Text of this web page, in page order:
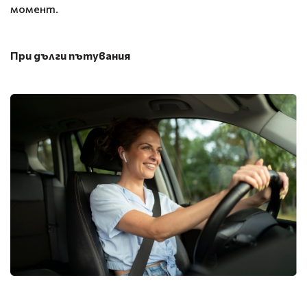
момент.
При дълги пътувания